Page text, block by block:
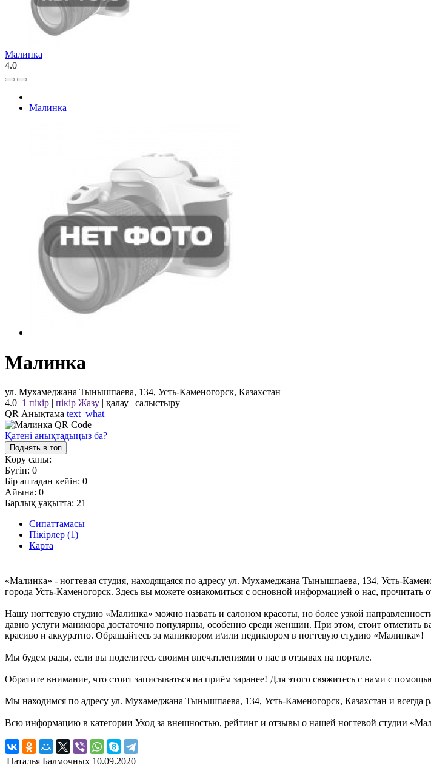
Малинка
4.0
Малинка
Малинка
ул. Мухамеджана Тынышпаева, 134, Усть-Каменогорск, Казахстан
4.0 1 пікір | пікір Жазу | қалау | салыстыру
QR Анықтама text_what
Қатені анықтадыңыз ба?
Поднять в топ
Көру саны:
Бүгін: 0
Бір аптадан кейін: 0
Айына: 0
Барлық уақытта: 21
Сипаттамасы
Пікірлер (1)
Карта
«Малинка» - ногтевая студия, находящаяся по адресу ул. Мухамеджана Тынышпаева, 134, Усть-
города Усть-Каменогорск. Здесь вы можете ознакомиться с основной информацией о нас,
Нашу ногтевую студию «Малинка» можно назвать и салоном красоты, но более узкой
давно услуги маникюра достаточно популярны, особенно среди женщин. При этом, стоит отметить
красиво и аккуратно. Обращайтесь за маникюром и\или педикюром в ногтевую студию «Малинка»!
Мы будем рады, если вы поделитесь своими впечатлениями о нас в отзывах на портале.
Обратите внимание, что стоит записываться на приём заранее! Для этого свяжитесь с нами с
Мы находимся по адресу ул. Мухамеджана Тынышпаева, 134, Усть-Каменогорск, Казахстан и всегда
Всю информацию в категории Уход за внешностью, рейтинг и отзывы о нашей ногтевой студии
Наталья Балмочных 10.09.2020